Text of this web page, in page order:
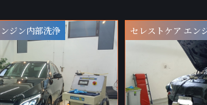
ジン内部洗浄 セレストケア エン